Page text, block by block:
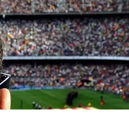
toget fra
Camp
til at hamre som synet af